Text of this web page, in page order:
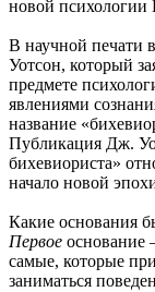
новой психологии
В научной печати
Уотсон, который
предмете
явлениями
название
Публикация Дж.
бихевиориста»
начало новой
Какие основания
Первое основание
самые, которые
заниматься